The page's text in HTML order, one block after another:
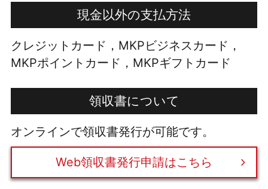
現金以外の支払方法
クレジットカード，MKPビジネスカード，
MKPポイントカード，MKPギフトカード
領収書について
オンラインで領収書発行が可能です。
Web領収書発行申請はこちら